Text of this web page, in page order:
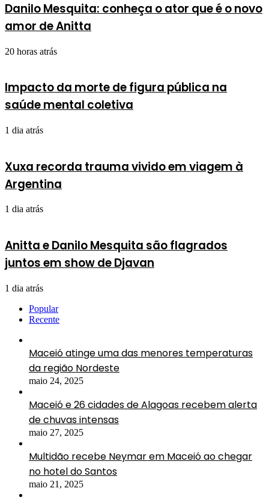
Danilo Mesquita: conheça o ator que é o novo
amor de Anitta
20 horas atrás
Impacto da morte de figura pública na
saúde mental coletiva
1 dia atrás
Xuxa recorda trauma vivido em viagem à
Argentina
1 dia atrás
Anitta e Danilo Mesquita são flagrados
juntos em show de Djavan
1 dia atrás
Popular
Recente
Maceió atinge uma das menores temperaturas
da região Nordeste
maio 24, 2025
Maceió e 26 cidades de Alagoas recebem alerta
de chuvas intensas
maio 27, 2025
Multidão recebe Neymar em Maceió ao chegar
no hotel do Santos
maio 21, 2025